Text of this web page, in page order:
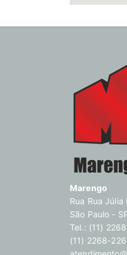
Marengo
Rua Rua
São Paulo -
Tel.: (11)
(11) 2268-